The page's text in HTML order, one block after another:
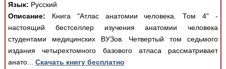
Язык: Русский
Описание: Книга "Атлас анатомии человека. Том 4" -
настоящий бестселлер изучения анатомии человека
студентами медицинских ВУЗов. Четвертый том седьмого
издания четырехтомного базового атласа рассматривает
анато... Скачать книгу бесплатно